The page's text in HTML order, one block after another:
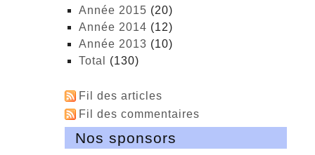
année 2015 (20)
année 2014 (12)
année 2013 (10)
total (130)
Fil des articles
Fil des commentaires
Nos sponsors